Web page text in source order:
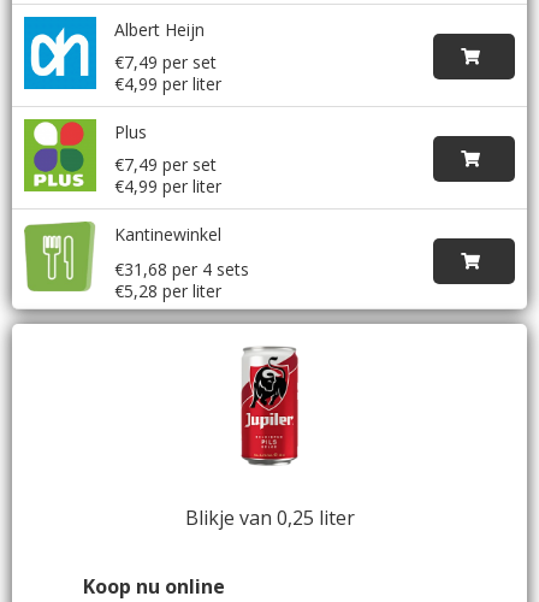
Albert Heijn
€7,49 per set
€4,99 per liter
Plus
€7,49 per set
€4,99 per liter
Kantinewinkel
€31,68 per 4 sets
€5,28 per liter
Blikje van 0,25 liter
Koop nu online